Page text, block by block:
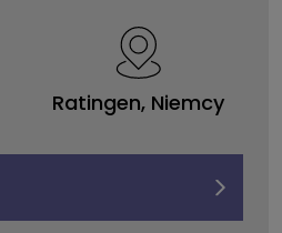
Ratingen, Niemcy
Spanish